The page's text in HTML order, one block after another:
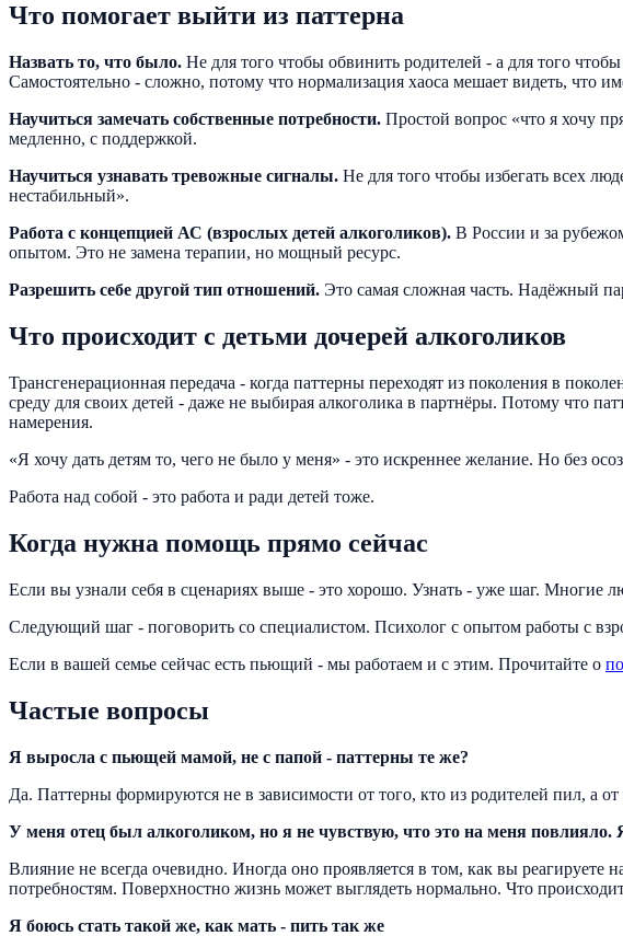
Что помогает выйти из паттерна
Назвать то, что было. Не для того чтобы обвинить родителей - а для того
Самостоятельно - сложно, потому что нормализация хаоса мешает видеть, что
Научиться замечать собственные потребности. Простой вопрос «что я хочу
медленно, с поддержкой.
Научиться узнавать тревожные сигналы. Не для того чтобы избегать всех
нестабильный».
Работа с концепцией АС (взрослых детей алкоголиков). В России и за
опытом. Это не замена терапии, но мощный ресурс.
Разрешить себе другой тип отношений. Это самая сложная часть. Надёжный
Что происходит с детьми дочерей алкоголиков
Трансгенерационная передача - когда паттерны переходят из поколения в
среду для своих детей - даже не выбирая алкоголика в партнёры. Потому что
намерения.
«Я хочу дать детям то, чего не было у меня» - это искреннее желание. Но без
Работа над собой - это работа и ради детей тоже.
Когда нужна помощь прямо сейчас
Если вы узнали себя в сценариях выше - это хорошо. Узнать - уже шаг. Многие
Следующий шаг - поговорить со специалистом. Психолог с опытом работы с
Если в вашей семье сейчас есть пьющий - мы работаем и с этим. Прочитайте о
Частые вопросы
Я выросла с пьющей мамой, не с папой - паттерны те же?
Да. Паттерны формируются не в зависимости от того, кто из родителей пил, а
У меня отец был алкоголиком, но я не чувствую, что это на меня повлияло.
Влияние не всегда очевидно. Иногда оно проявляется в том, как вы
потребностям. Поверхностно жизнь может выглядеть нормально. Что
Я боюсь стать такой же, как мать - пить так же